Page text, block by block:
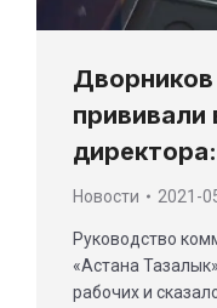
прививали
Новости 2021-
Руководство
«Астана
рабочих и